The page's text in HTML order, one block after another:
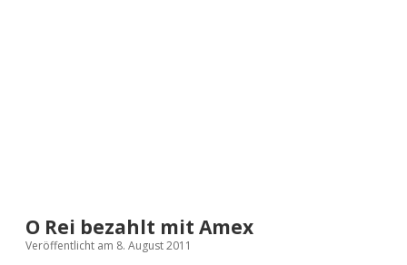
O Rei bezahlt mit Amex
Veröffentlicht am 8. August 2011